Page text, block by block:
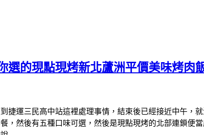
選的現點現烤新北蘆洲平價美味烤肉
運三民高中站這裡處理事情，結束後已經接近中午，
然後有五種口味可選，然後是現點現烤的北部連鎖便